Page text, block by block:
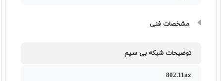
مشخصات فنی
توضیحات شبکه بی سیم
802.11ax